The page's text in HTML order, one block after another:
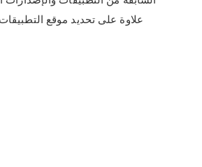
علاوة على تحديد موقع